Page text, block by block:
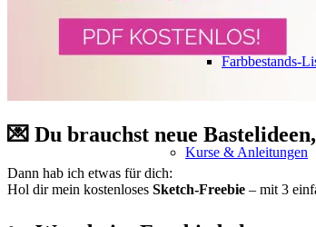
Farbbestands-
Kurse & Anleitungen
💌 Du brauchst neue
Dann hab ich etwas für dich:
Hol dir mein kostenloses Sketch-Freebie – mit 3